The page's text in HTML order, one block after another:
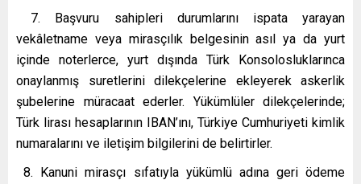
7. Başvuru sahipleri durumlarını ispata yarayan
vekâletname veya mirasçılık belgesinin asıl ya da yurt
içinde noterlerce, yurt dışında Türk Konsolosluklarınca
onaylanmış suretlerini dilekçelerine ekleyerek askerlik
şubelerine müracaat ederler. Yükümlüler dilekçelerinde;
Türk lirası hesaplarının IBAN’ını, Türkiye Cumhuriyeti kimlik
numaralarını ve iletişim bilgilerini de belirtirler.
8. Kanuni mirasçı sıfatıyla yükümlü adına geri ödeme